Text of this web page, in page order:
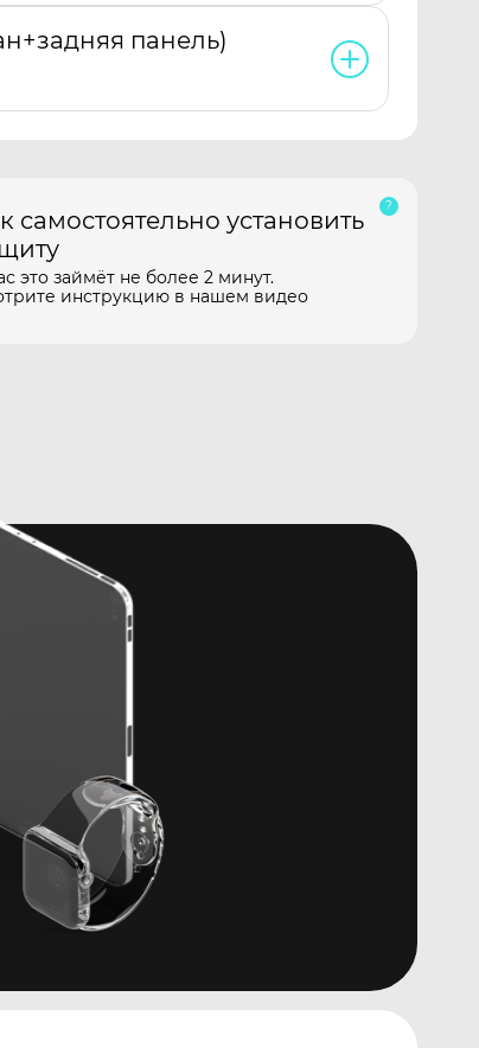
панель)
самостоятельно установить
это займёт не более 2 минут.
инструкцию в нашем видео